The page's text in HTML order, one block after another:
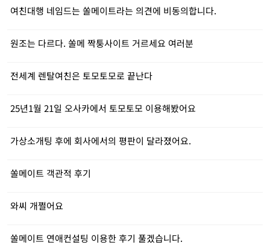
여친대행 네임드는 쏠메이트라는 의견에 비동의합니다.
원조는 다르다. 쏠메 짝퉁사이트 거르세요 여러분
전세계 렌탈여친은 토모토모로 끝난다
25년1월 21일 오사카에서 토모토모 이용해봤어요
가상소개팅 후에 회사에서의 평판이 달라졌어요.
쏠메이트 객관적 후기
와씨 개쩔어요
쏠메이트 연애컨설팅 이용한 후기 풀겠습니다.